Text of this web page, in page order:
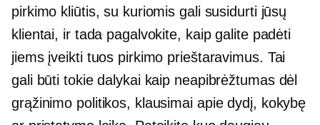
pirkimo kliūtis, su kuriomis gali susidurti jūsų
klientai, ir tada pagalvokite, kaip galite padėti
jiems įveikti tuos pirkimo prieštaravimus. Tai
gali būti tokie dalykai kaip neapibrėžtumas dėl
grąžinimo politikos, klausimai apie dydį, kokybę